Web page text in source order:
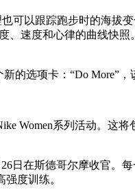
可以跟踪跑步时的海
速度和心律的曲线快照
选项卡：“Do More”
系列活动。这将
日在斯德哥尔摩收官。
度训练。